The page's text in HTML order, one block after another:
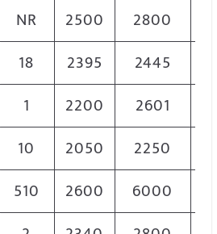
NR 2500 2800
18 2395 2445
1 2200 2601
10 2050 2250
510 2600 6000